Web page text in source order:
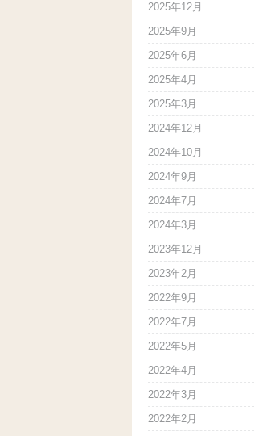
2025年12月
2025年9月
2025年6月
2025年4月
2025年3月
2024年12月
2024年10月
2024年9月
2024年7月
2024年3月
2023年12月
2023年2月
2022年9月
2022年7月
2022年5月
2022年4月
2022年3月
2022年2月